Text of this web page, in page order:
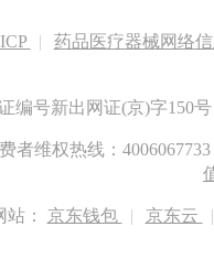
ICP | 药品医疗器械网络
编号新出网证(京)字150号
者维权热线：4006067733
： 京东钱包 | 京东云 |